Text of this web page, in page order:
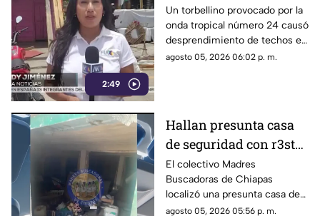
2:49
Cristóbal: torbellino
desprende techos de
locales y derriba
árboles
Un torbellino provocado por la
onda tropical número 24 causó
desprendimiento de techos en
un mercado y la caída de
agosto 05, 2026 06:02 p. m.
Hallan presunta casa
de seguridad con r3st0s
humanos en Chiapa de
Corzo
El colectivo Madres
Buscadoras de Chiapas
localizó una presunta casa de
seguridad en Nicolás Bravo,
agosto 05, 2026 05:56 p. m.